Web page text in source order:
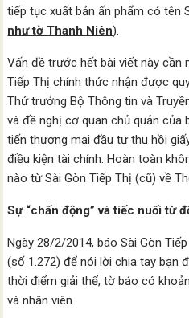
tiếp tục xuất bản ấn phẩm có tên
như tờ Thanh Niên).
Vấn đề trước hết bài viết này cần
Tiếp Thị chính thức nhận được
Thứ trưởng Bộ Thông tin và
và đề nghị cơ quan chủ quản của
tiến thương mại đầu tư thu hồi
điều kiện tài chính. Hoàn toàn
nào từ Sài Gòn Tiếp Thị (cũ) về
Sự “chấn động” và tiếc nuối từ
Ngày 28/2/2014, báo Sài Gòn
(số 1.272) để nói lời chia tay bạn
thời điểm giải thể, tờ báo có
và nhân viên.